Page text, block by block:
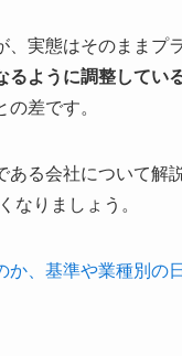
実態はそのままプ
ように調整してい
差です。
ある会社について
なりましょう。
、基準や業種別の